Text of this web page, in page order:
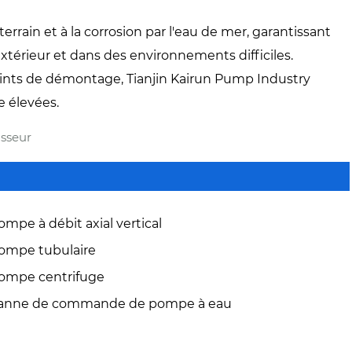
et à la corrosion par l'eau de mer, garantissant
et dans des environnements difficiles.
de démontage, Tianjin Kairun Pump Industry
élevées.
à débit axial vertical
tubulaire
centrifuge
de commande de pompe à eau